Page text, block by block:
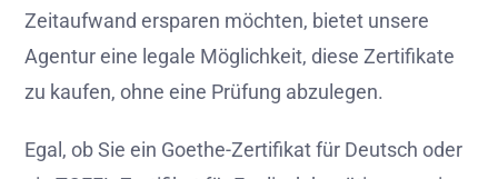
Zeitaufwand ersparen möchten, bietet unsere
Agentur eine legale Möglichkeit, diese Zertifikate
zu kaufen, ohne eine Prüfung abzulegen.
Egal, ob Sie ein Goethe-Zertifikat für Deutsch oder